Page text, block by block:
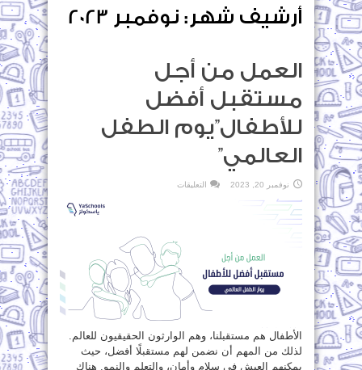
أرشيف شهر: نوفمبر 2023
العمل من أجل
مستقبل أفضل
للأطفال”يوم الطفل
العالمي”
نوفمبر 20, 2023 التعليقات
للأطفال”يوم
الطفل
العالمي”
مغلقة
الأطفال هم مستقبلنا، وهم الوارثون الحقيقيون للعالم.
لذلك من المهم أن نضمن لهم مستقبلًا أفضل، حيث
يمكنهم العيش في سلام وأمان، والتعلم والنمو. هناك